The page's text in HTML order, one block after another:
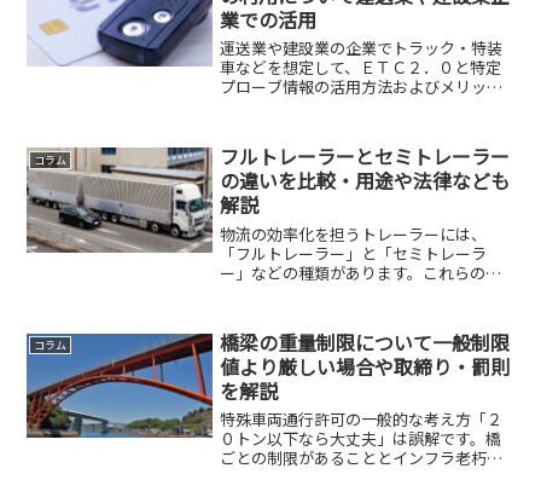
業での活用
運送業や建設業の企業でトラック・特装
車などを想定して、ＥＴＣ２．０と特定
プローブ情報の活用方法およびメリット
は運行管理、安全運転、効率化、特殊車
両通行許可対応などで有効...
コラム
フルトレーラーとセミトレーラー
の違いを比較・用途や法律なども
解説
物流の効率化を担うトレーラーには、
「フルトレーラー」と「セミトレーラ
ー」などの種類があります。これらの違
ラーとセミトレーラーの違いフルトレー
ラー（Full Traile...
コラム
橋梁の重量制限について一般制限
値より厳しい場合や取締り・罰則
を解説
特殊車両通行許可の一般的な考え方「２
０トン以下なら大丈夫」は誤解です。橋
ごとの制限があることとインフラ老朽化